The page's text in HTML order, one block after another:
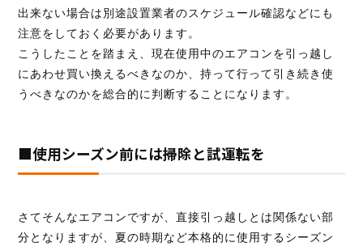
出来ない場合は別途設置業者のスケジュール確認などにも
注意をしておく必要があります。
こうしたことを踏まえ、現在使用中のエアコンを引っ越し
にあわせ買い換えるべきなのか、持って行って引き続き使
うべきなのかを総合的に判断することになります。
■使用シーズン前には掃除と試運転を
さてそんなエアコンですが、直接引っ越しとは関係ない部
分となりますが、夏の時期など本格的に使用するシーズン